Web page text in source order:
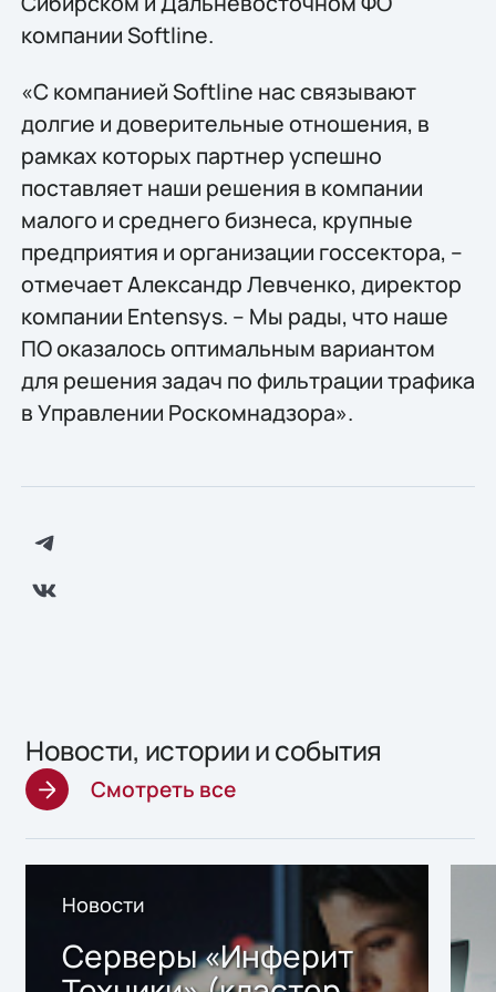
компании Softline.
«С компанией Softline нас связывают
долгие и доверительные отношения, в
рамках которых партнер успешно
поставляет наши решения в компании
малого и среднего бизнеса, крупные
предприятия и организации госсектора, –
отмечает Александр Левченко, директор
компании Entensys. – Мы рады, что наше
ПО оказалось оптимальным вариантом
для решения задач по фильтрации трафика
в Управлении Роскомнадзора».
Новости, истории и события
Смотреть все
Новости
Серверы «Инферит